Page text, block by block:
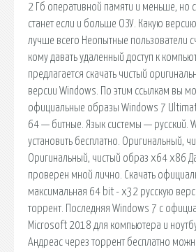
2 Гб оперативной памяти и меньше, но
станет если и больше ОЗУ. Какую
лучше всего Неопытные пользователи
кому давать удаленный доступ к
предлагается скачать чистый
версии Windows. По этим ссылкам вы
официальные образы Windows 7
64 — битные. Язык системы — русский.
установить бесплатно. Оригинальный,
Оригинальный, чистый образ x64 x86
проверен мной лично. Скачать
максимальная 64 bit - x32 русскую
торрент. Последняя Windows 7 с
Microsoft 2018 для компьютера и
Андреас через торрент бесплатно